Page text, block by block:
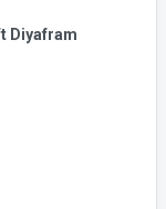
Diyafram